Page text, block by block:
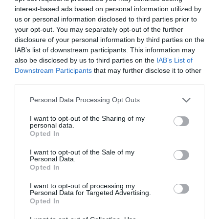
interest-based ads based on personal information utilized by
us or personal information disclosed to third parties prior to
your opt-out. You may separately opt-out of the further
disclosure of your personal information by third parties on the
IAB’s list of downstream participants. This information may
also be disclosed by us to third parties on the IAB’s List of
Downstream Participants that may further disclose it to other
Personal Data Processing Opt Outs
I want to opt-out of the Sharing of my
personal data.
Opted In
I want to opt-out of the Sale of my
Personal Data.
Opted In
I want to opt-out of processing my
Personal Data for Targeted Advertising.
Opted In
La burbuja de las aplicaciones
Según Tejedor, "ahora mismo hay una clara
burbuja de desarrolladores de aplicaciones". El
cofundador de Sixtemia asegura que
actualmente se revientan los precios porque ha
crecido notablemente el número de personas que
mantener la calidad que los ha caracterizado,
Sixtemia se encuentra elaborando un
nuevo
producto, del cual no sepoder desvelar las
mercado a finales de año. En paralelo, la empresa
de Banyoles también trabaja para expandirse en
Estados Unidos .